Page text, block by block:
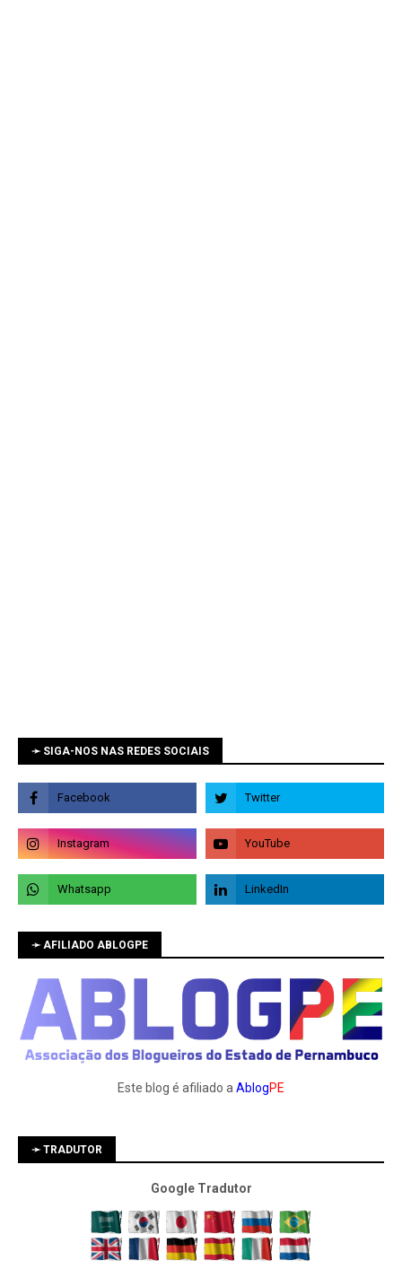
➛ SIGA-NOS NAS REDES SOCIAIS
➛ AFILIADO ABLOGPE
Este blog é afiliado aAblogPE
➛ TRADUTOR
Google Tradutor